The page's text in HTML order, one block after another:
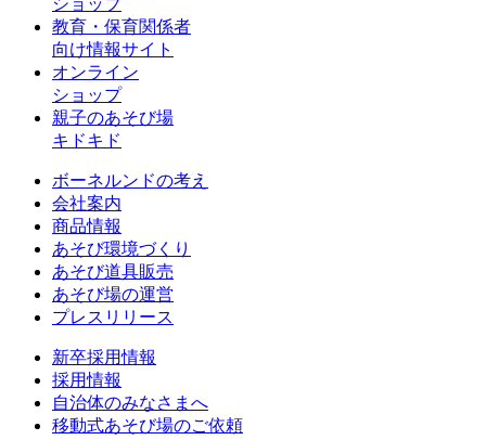
教育・保育関係者
向け情報サイト
オンライン
ショップ
親子のあそび場
キドキド
ボーネルンドの考え
会社案内
商品情報
あそび環境づくり
あそび道具販売
あそび場の運営
プレスリリース
新卒採用情報
採用情報
自治体のみなさまへ
移動式あそび場のご依頼